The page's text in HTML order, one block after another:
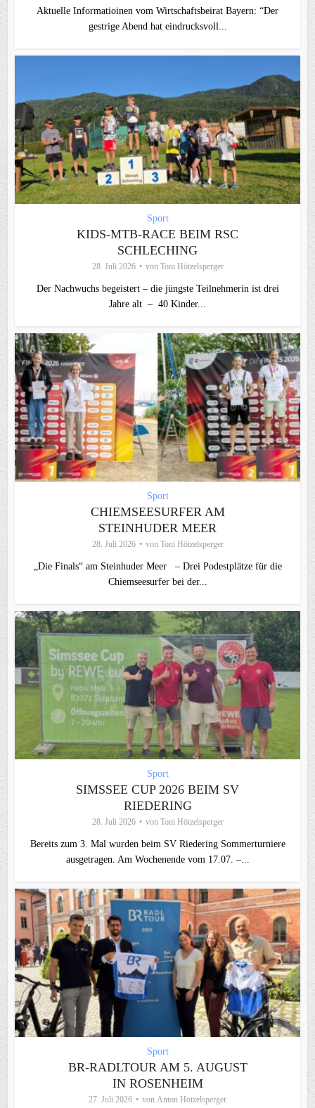
Aktuelle Informatioinen vom Wirtschaftsbeirat Bayern: “Der
gestrige Abend hat eindrucksvoll...
Sport
KIDS-MTB-RACE BEIM RSC
SCHLECHING
28. Juli 2026 von Toni Hötzelsperger
Der Nachwuchs begeistert – die jüngste Teilnehmerin ist drei
Jahre alt – 40 Kinder...
Sport
CHIEMSEESURFER AM
STEINHUDER MEER
28. Juli 2026 von Toni Hötzelsperger
„Die Finals“ am Steinhuder Meer – Drei Podestplätze für die
Chiemseesurfer bei der...
Sport
SIMSSEE CUP 2026 BEIM SV
RIEDERING
28. Juli 2026 von Toni Hötzelsperger
Bereits zum 3. Mal wurden beim SV Riedering Sommerturniere
ausgetragen. Am Wochenende vom 17.07. –...
Sport
BR-RADLTOUR AM 5. AUGUST
IN ROSENHEIM
27. Juli 2026 von Anton Hötzelsperger